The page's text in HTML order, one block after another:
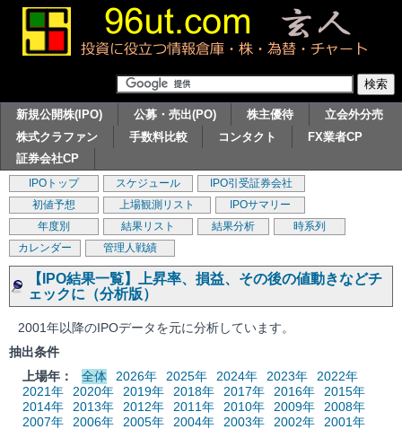
新規公開株(IPO) 公募・売出(PO) 株主優待
立会外分売
株式クラファン
手数料比較 コンタクト
FX業者CP
証券会社CP
IPOトップ スケジュール
IPO引受証券会社
初値予想
上場観測リスト
IPOサマリー
年度別
結果リスト 結果分析
時系列
カレンダー
管理人戦績
【IPO結果一覧】上昇率、損益、その後の値動きなどチ
ェックに（分析版）
2001年以降のIPOデータを元に分析しています。
抽出条件
上場年：
全体 2026年 2025年 2024年 2023年
2022年
2021年
2020年 2019年 2018年 2017年 2016年
2015年
2014年
2013年 2012年 2011年 2010年 2009年
2008年
2007年
2006年 2005年 2004年 2003年 2002年
2001年